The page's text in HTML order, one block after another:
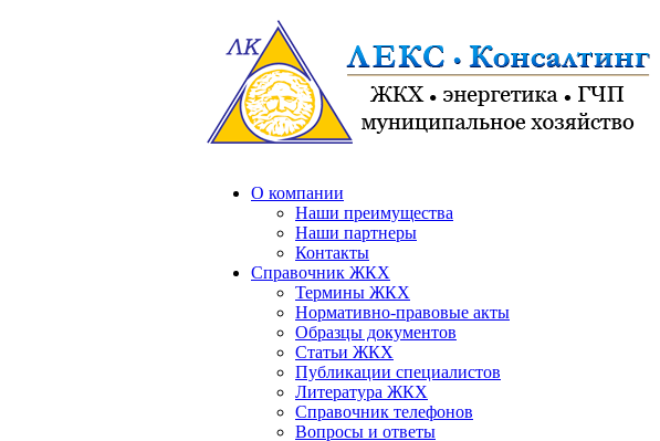
О компании
Наши преимущества
Наши партнеры
Контакты
Справочник ЖКХ
Термины ЖКХ
Нормативно-правовые акты
Образцы документов
Статьи ЖКХ
Публикации специалистов
Литература ЖКХ
Справочник телефонов
Вопросы и ответы